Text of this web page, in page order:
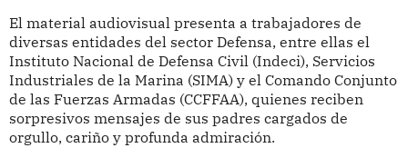
El material audiovisual presenta a trabajadores de
diversas entidades del sector Defensa, entre ellas el
Instituto Nacional de Defensa Civil (Indeci), Servicios
Industriales de la Marina (SIMA) y el Comando Conjunto
de las Fuerzas Armadas (CCFFAA), quienes reciben
sorpresivos mensajes de sus padres cargados de
orgullo, cariño y profunda admiración.